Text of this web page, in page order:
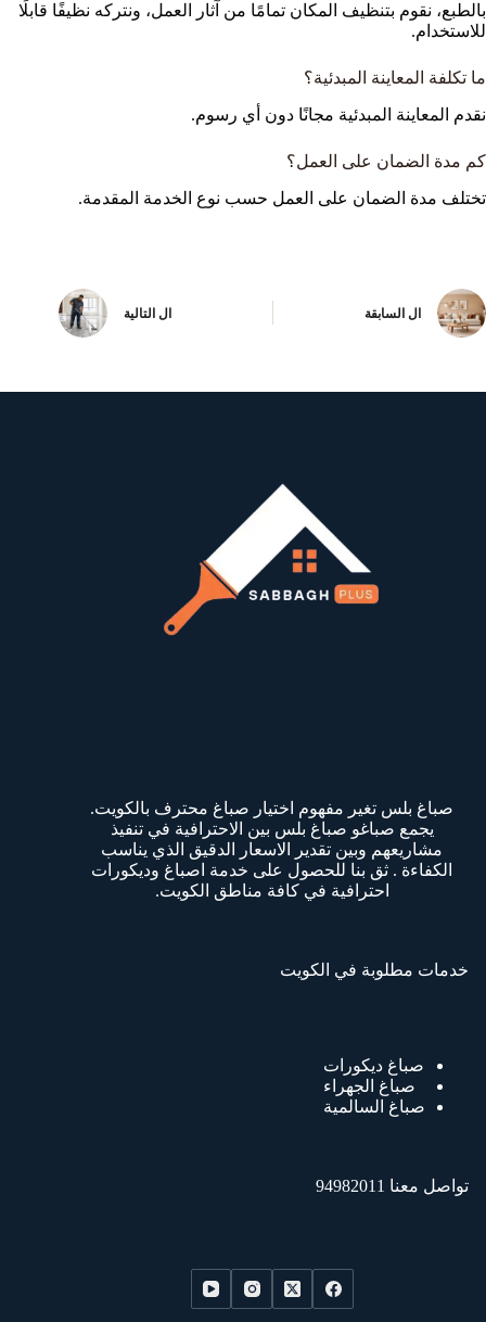
بالطبع، نقوم بتنظيف المكان تمامًا من آثار العمل، ونتركه نظيفًا قابلًا
للاستخدام.
ما تكلفة المعاينة المبدئية؟
نقدم المعاينة المبدئية مجانًا دون أي رسوم.
كم مدة الضمان على العمل؟
تختلف مدة الضمان على العمل حسب نوع الخدمة المقدمة.
ال السابقة ال التالية
صباغ بلس تغير مفهوم اختيار صباغ محترف بالكويت.
يجمع صباغو صباغ بلس بين الاحترافية في تنفيذ
مشاريعهم وبين تقدير الاسعار الدقيق الذي يناسب
الكفاءة . ثق بنا للحصول على خدمة اصباغ وديكورات
احترافية في كافة مناطق الكويت.
خدمات مطلوبة في الكويت
صباغ ديكورات
صباغ الجهراء
صباغ السالمية
تواصل معنا 94982011